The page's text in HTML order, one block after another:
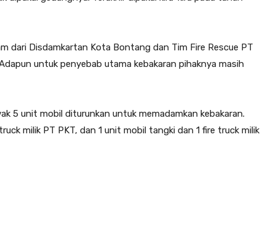
dari Disdamkartan Kota Bontang dan Tim Fire Rescue PT
untuk penyebab utama kebakaran pihaknya masih
5 unit mobil diturunkan untuk memadamkan kebakaran.
milik PT PKT, dan 1 unit mobil tangki dan 1 fire truck milik